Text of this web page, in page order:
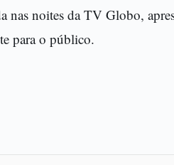
nas noites da TV Globo,
para o público.